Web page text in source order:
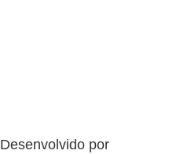
Desenvolvido por